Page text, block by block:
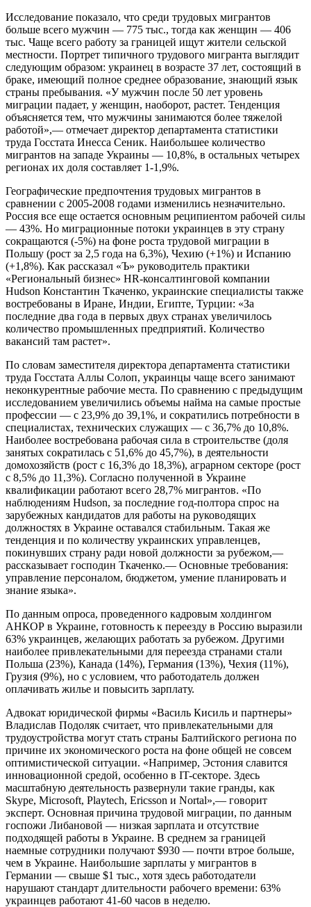
Исследование показало, что среди трудовых мигрантов
больше всего мужчин — 775 тыс., тогда как женщин — 406
тыс. Чаще всего работу за границей ищут жители сельской
местности. Портрет типичного трудового мигранта выглядит
следующим образом: украинец в возрасте 37 лет, состоящий в
браке, имеющий полное среднее образование, знающий язык
страны пребывания. «У мужчин после 50 лет уровень
миграции падает, у женщин, наоборот, растет. Тенденция
объясняется тем, что мужчины занимаются более тяжелой
работой»,— отмечает директор департамента статистики
труда Госстата Инесса Сеник. Наибольшее количество
мигрантов на западе Украины — 10,8%, в остальных четырех
регионах их доля составляет 1-1,9%.
Географические предпочтения трудовых мигрантов в
сравнении с 2005-2008 годами изменились незначительно.
Россия все еще остается основным реципиентом рабочей силы
— 43%. Но миграционные потоки украинцев в эту страну
сокращаются (-5%) на фоне роста трудовой миграции в
Польшу (рост за 2,5 года на 6,3%), Чехию (+1%) и Испанию
(+1,8%). Как рассказал «Ъ» руководитель практики
«Региональный бизнес» HR-консалтинговой компании
Hudson Константин Ткаченко, украинские специалисты также
востребованы в Иране, Индии, Египте, Турции: «За
последние два года в первых двух странах увеличилось
количество промышленных предприятий. Количество
вакансий там растет».
По словам заместителя директора департамента статистики
труда Госстата Аллы Солоп, украинцы чаще всего занимают
неконкурентные рабочие места. По сравнению с предыдущим
исследованием увеличились объемы найма на самые простые
профессии — с 23,9% до 39,1%, и сократились потребности в
специалистах, технических служащих — с 36,7% до 10,8%.
Наиболее востребована рабочая сила в строительстве (доля
занятых сократилась с 51,6% до 45,7%), в деятельности
домохозяйств (рост с 16,3% до 18,3%), аграрном секторе (рост
с 8,5% до 11,3%). Согласно полученной в Украине
квалификации работают всего 28,7% мигрантов. «По
наблюдениям Hudson, за последние год-полтора спрос на
зарубежных кандидатов для работы на руководящих
должностях в Украине оставался стабильным. Такая же
тенденция и по количеству украинских управленцев,
покинувших страну ради новой должности за рубежом,—
рассказывает господин Ткаченко.— Основные требования:
управление персоналом, бюджетом, умение планировать и
знание языка».
По данным опроса, проведенного кадровым холдингом
АНКОР в Украине, готовность к переезду в Россию выразили
63% украинцев, желающих работать за рубежом. Другими
наиболее привлекательными для переезда странами стали
Польша (23%), Канада (14%), Германия (13%), Чехия (11%),
Грузия (9%), но с условием, что работодатель должен
оплачивать жилье и повысить зарплату.
Адвокат юридической фирмы «Василь Кисиль и партнеры»
Владислав Подоляк считает, что привлекательными для
трудоустройства могут стать страны Балтийского региона по
причине их экономического роста на фоне общей не совсем
оптимистической ситуации. «Например, Эстония славится
инновационной средой, особенно в IT-секторе. Здесь
масштабную деятельность развернули такие гранды, как
Skype, Microsoft, Playtech, Ericsson и Nortal»,— говорит
эксперт. Основная причина трудовой миграции, по данным
госпожи Либановой — низкая зарплата и отсутствие
подходящей работы в Украине. В среднем за границей
наемные сотрудники получают $930 — почти втрое больше,
чем в Украине. Наибольшие зарплаты у мигрантов в
Германии — свыше $1 тыс., хотя здесь работодатели
нарушают стандарт длительности рабочего времени: 63%
украинцев работают 41-60 часов в неделю.